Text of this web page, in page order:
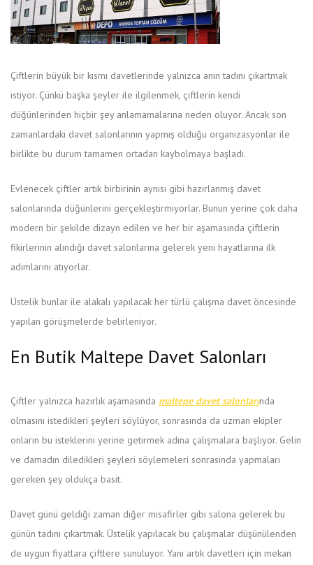
Çiftlerin büyük bir kısmı davetlerinde yalnızca anın tadını çıkartmak
istiyor. Çünkü başka şeyler ile ilgilenmek, çiftlerin kendi
düğünlerinden hiçbir şey anlamamalarına neden oluyor. Ancak son
zamanlardaki davet salonlarının yapmış olduğu organizasyonlar ile
birlikte bu durum tamamen ortadan kaybolmaya başladı.
Evlenecek çiftler artık birbirinin aynısı gibi hazırlanmış davet
salonlarında düğünlerini gerçekleştirmiyorlar. Bunun yerine çok daha
modern bir şekilde dizayn edilen ve her bir aşamasında çiftlerin
fikirlerinin alındığı davet salonlarına gelerek yeni hayatlarına ilk
adımlarını atıyorlar.
Üstelik bunlar ile alakalı yapılacak her türlü çalışma davet öncesinde
yapılan görüşmelerde belirleniyor.
En Butik Maltepe Davet Salonları
Çiftler yalnızca hazırlık aşamasında maltepe davet salonlarında
olmasını istedikleri şeyleri söylüyor, sonrasında da uzman ekipler
onların bu isteklerini yerine getirmek adına çalışmalara başlıyor. Gelin
ve damadın diledikleri şeyleri söylemeleri sonrasında yapmaları
gereken şey oldukça basit.
Davet günü geldiği zaman diğer misafirler gibi salona gelerek bu
günün tadını çıkartmak. Üstelik yapılacak bu çalışmalar düşünülenden
de uygun fiyatlara çiftlere sunuluyor. Yani artık davetleri için mekan